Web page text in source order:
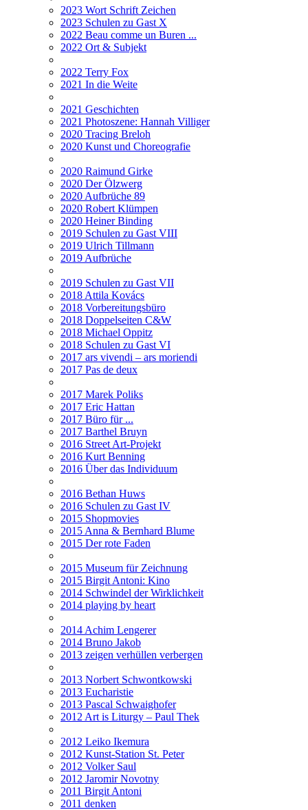
2023 Wort Schrift Zeichen
2023 Schulen zu Gast X
2022 Beau comme un Buren ...
2022 Ort & Subjekt
2022 Terry Fox
2021 In die Weite
2021 Geschichten
2021 Photoszene: Hannah Villiger
2020 Tracing Breloh
2020 Kunst und Choreografie
2020 Raimund Girke
2020 Der Ölzwerg
2020 Aufbrüche 89
2020 Robert Klümpen
2020 Heiner Binding
2019 Schulen zu Gast VIII
2019 Ulrich Tillmann
2019 Aufbrüche
2019 Schulen zu Gast VII
2018 Attila Kovács
2018 Vorbereitungsbüro
2018 Doppelseiten C&W
2018 Michael Oppitz
2018 Schulen zu Gast VI
2017 ars vivendi – ars moriendi
2017 Pas de deux
2017 Marek Poliks
2017 Eric Hattan
2017 Büro für ...
2017 Barthel Bruyn
2016 Street Art-Projekt
2016 Kurt Benning
2016 Über das Individuum
2016 Bethan Huws
2016 Schulen zu Gast IV
2015 Shopmovies
2015 Anna & Bernhard Blume
2015 Der rote Faden
2015 Museum für Zeichnung
2015 Birgit Antoni: Kino
2014 Schwindel der Wirklichkeit
2014 playing by heart
2014 Achim Lengerer
2014 Bruno Jakob
2013 zeigen verhüllen verbergen
2013 Norbert Schwontkowski
2013 Eucharistie
2013 Pascal Schwaighofer
2012 Art is Liturgy – Paul Thek
2012 Leiko Ikemura
2012 Kunst-Station St. Peter
2012 Volker Saul
2012 Jaromir Novotny
2011 Birgit Antoni
2011 denken